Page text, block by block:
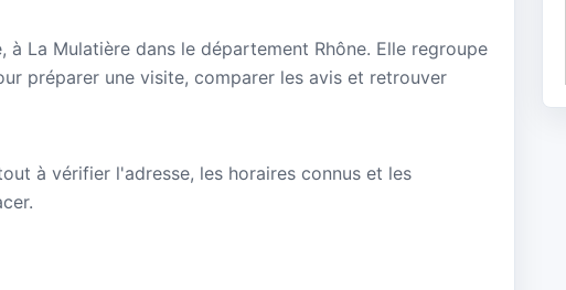
à La Mulatière dans le département Rhône. Elle regroupe
préparer une visite, comparer les avis et retrouver
à vérifier l'adresse, les horaires connus et les